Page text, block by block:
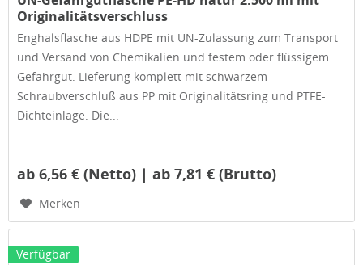
Originalitätsverschluss
Enghalsflasche aus HDPE mit UN-Zulassung zum Transport
und Versand von Chemikalien und festem oder flüssigem
Gefahrgut. Lieferung komplett mit schwarzem
Schraubverschluß aus PP mit Originalitätsring und PTFE-
Dichteinlage. Die...
ab 6,56 € (Netto) | ab 7,81 € (Brutto)
Merken
Verfügbar